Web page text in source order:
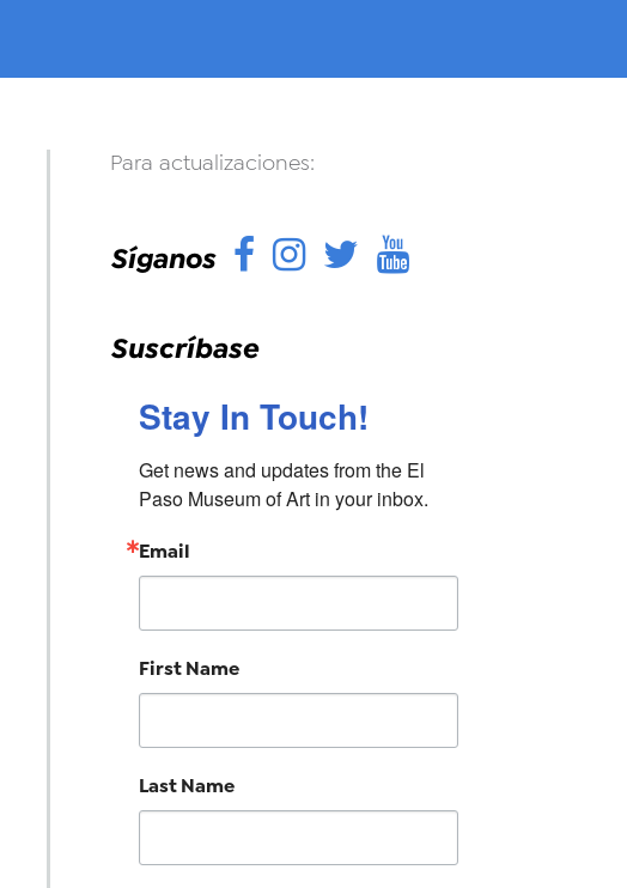
Para actualizaciones:
Síganos Facebook
Instagram
Twitter
YouTube
Suscríbase
Stay In Touch!
Get news and updates from the El
Paso Museum of Art in your inbox.
Email
First Name
Last Name